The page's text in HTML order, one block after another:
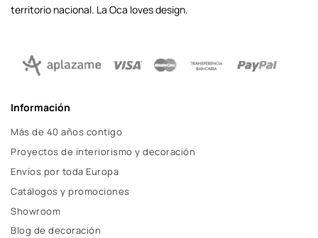
territorio nacional. La Oca loves design.
Información
Más de 40 años contigo
Proyectos de interiorismo y decoración
Envíos por toda Europa
Catálogos y promociones
Showroom
Blog de decoración